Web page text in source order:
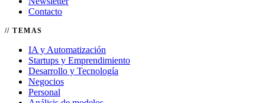
Contacto
TEMAS
IA y Automatización
Startups y Emprendimiento
Desarrollo y Tecnología
Negocios
Personal